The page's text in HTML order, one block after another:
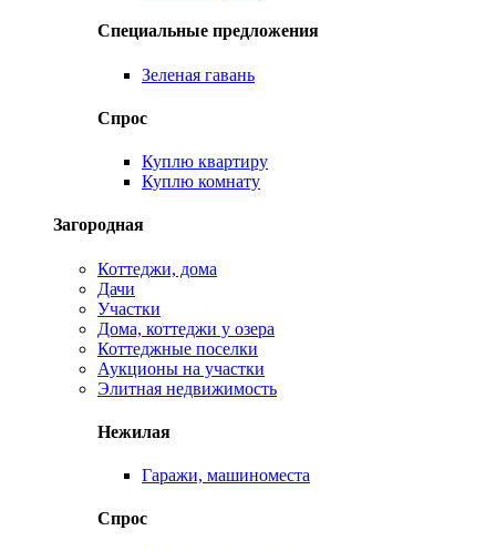
Специальные предложения
Зеленая гавань
Спрос
Куплю квартиру
Куплю комнату
Загородная
Коттеджи, дома
Дачи
Участки
Дома, коттеджи у озера
Коттеджные поселки
Аукционы на участки
Элитная недвижимость
Нежилая
Гаражи, машиноместа
Спрос